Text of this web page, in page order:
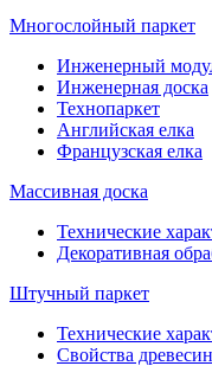
Многослойный паркет
Инженерный
Инженерная доска
Технопаркет
Английская елка
Французская елка
Массивная доска
Технические
Декоративная
Штучный паркет
Технические
Свойства